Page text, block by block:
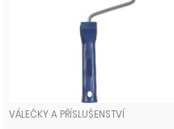
VÁLEČKY A PŘÍSLUŠENSTVÍ